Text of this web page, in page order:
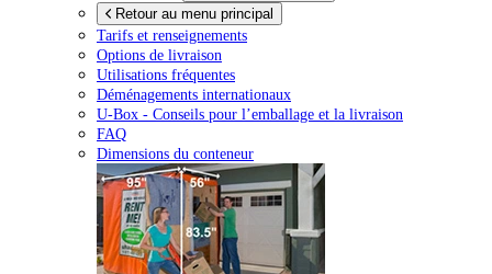
Retour au menu principal
Tarifs et renseignements
Options de livraison
Utilisations fréquentes
Déménagements internationaux
U-Box - Conseils pour l’emballage et la livraison
FAQ
Dimensions du conteneur